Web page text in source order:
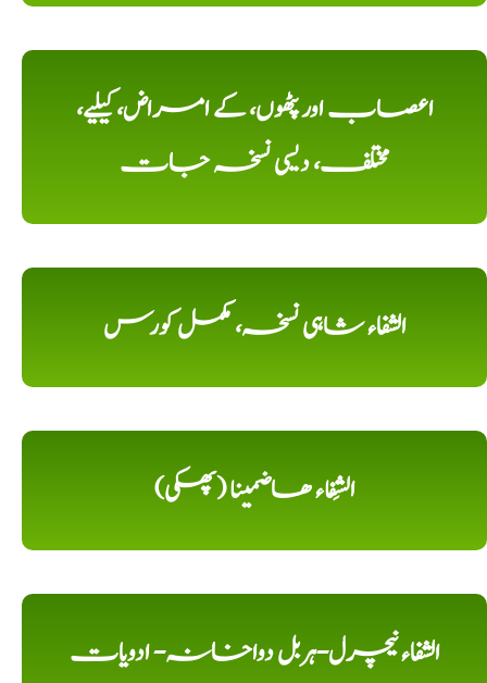
اعصاب اور پٹھوں، کے امراض، کیلیے،
مختلف، دیسی نسخہ جات
الشفاء شاہی نسخہ، مکمل کورس
الشِفاء ھاضمینا (پھکی)
الشفاء نیچرل-ہربل دواخانہ- ادویات